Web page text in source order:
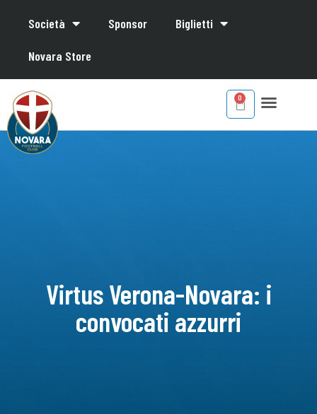
Società Sponsor Biglietti
Novara Store
Virtus Verona-Novara: i
convocati azzurri